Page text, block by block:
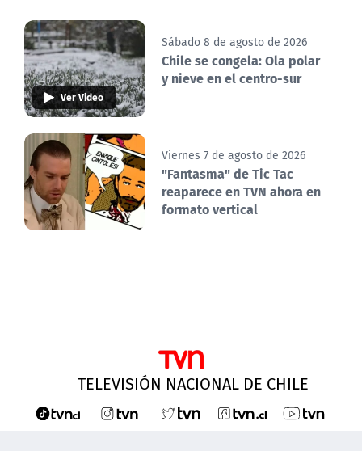
Ver Video
Sábado 8 de agosto de 2026
Chile se congela: Ola polar
y nieve en el centro-sur
Viernes 7 de agosto de 2026
"Fantasma" de Tic Tac
reaparece en TVN ahora en
formato vertical
TELEVISIÓN NACIONAL DE CHILE